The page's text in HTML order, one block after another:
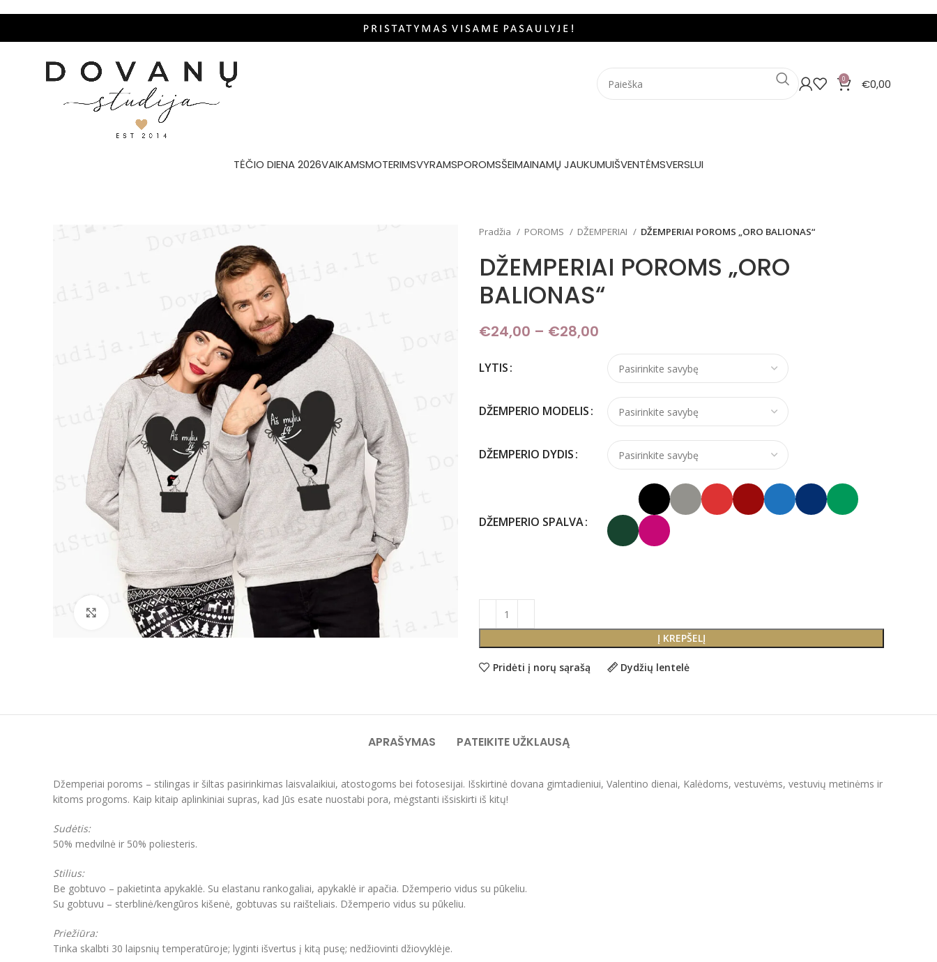
0 €0,00
TĖČIO DIENA 2026VAIKAMSMOTERIMSVYRAMSPOROMSŠEIMAINAMŲ JAUKUMUIŠVENTĖMSVERSLUI
Padidinti
Pradžia POROMS DŽEMPERIAI DŽEMPERIAI POROMS „ORO BALIONAS“
DŽEMPERIAI POROMS „ORO
BALIONAS“
€24,00 – €28,00
LYTIS
DŽEMPERIO MODELIS
DŽEMPERIO DYDIS
DŽEMPERIO SPALVA
Į KREPŠELĮ
Pridėti į norų sąrašą Dydžių lentelė
APRAŠYMAS PATEIKITE UŽKLAUSĄ
Džemperiai poroms – stilingas ir šiltas pasirinkimas laisvalaikiui, atostogoms bei fotosesijai. Išskirtinė dovana gimtadieniui, Valentino dienai, Kalėdoms, vestuvėms, vestuvių metinėms ir
kitoms progoms. Kaip kitaip aplinkiniai supras, kad Jūs esate nuostabi pora, mėgstanti išsiskirti iš kitų!
Sudėtis:
50% medvilnė ir 50% poliesteris.
Stilius:
Be gobtuvo – pakietinta apykaklė. Su elastanu rankogaliai, apykaklė ir apačia. Džemperio vidus su pūkeliu.
Su gobtuvu – sterblinė/kengūros kišenė, gobtuvas su raišteliais. Džemperio vidus su pūkeliu.
Priežiūra:
Tinka skalbti 30 laipsnių temperatūroje; lyginti išvertus į kitą pusę; nedžiovinti džiovyklėje.